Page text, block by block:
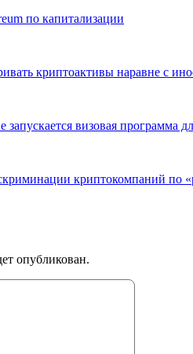
по капитализации
криптоактивы наравне с
визовая программа
криптокомпаний по
опубликован.